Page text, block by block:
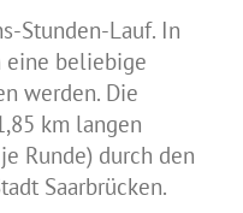
Stunden-Lauf. In
eine beliebige
werden. Die
km langen
Runde) durch den
Saarbrücken.